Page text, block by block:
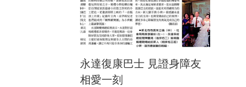
永達復康巴士 見證身障友
相愛一刻